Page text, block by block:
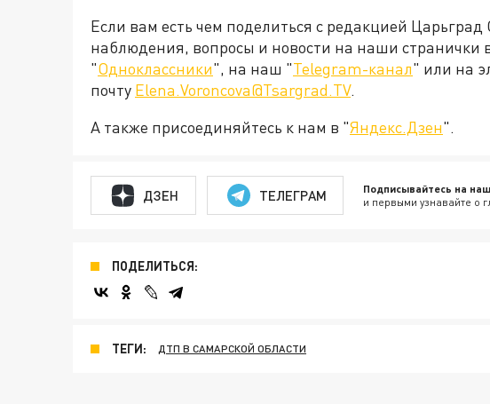
Если вам есть чем поделиться с редакцией
наблюдения, вопросы и новости на наши странички
"Одноклассники", на наш "Telegram-канал" или на
почту Elena.Voroncova@Tsargrad.TV.
А также присоединяйтесь к нам в "Яндекс.Дзен".
ДЗЕН ТЕЛЕГРАМ Подписывайтесь на
и первыми узнавайте о
ПОДЕЛИТЬСЯ:
ТЕГИ: ДТП В САМАРСКОЙ ОБЛАСТИ